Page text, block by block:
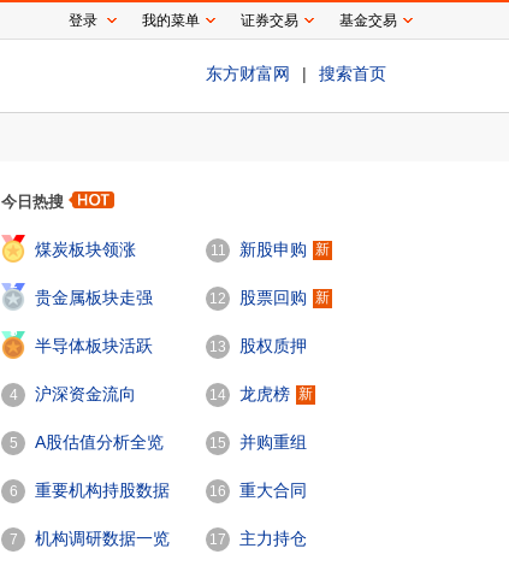
东方财富网 | 搜索首页
今日热搜
煤炭板块领涨
2
贵金属板块走强
3
半导体板块活跃
4 沪深资金流向
5 A股估值分析全览
6 重要机构持股数据
7 机构调研数据一览
11 新股申购 新
12 股票回购 新
13 股权质押
14 龙虎榜 新
15 并购重组
16 重大合同
17 主力持仓
登录 我的菜单 证券交易 基金交易